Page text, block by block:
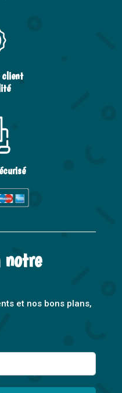
client
notre
et nos bons plans,